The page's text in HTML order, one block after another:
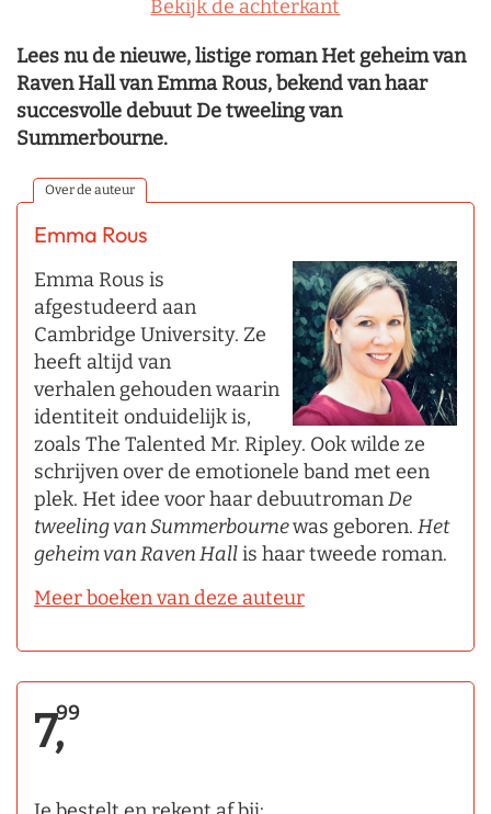
Bekijk de achterkant
Lees nu de nieuwe, listige roman Het geheim van
Raven Hall van Emma Rous, bekend van haar
succesvolle debuut De tweeling van
Summerbourne.
Over de auteur
Emma Rous
Emma Rous is
afgestudeerd aan
Cambridge University. Ze
heeft altijd van
verhalen gehouden waarin
identiteit onduidelijk is,
zoals The Talented Mr. Ripley. Ook wilde ze
schrijven over de emotionele band met een
plek. Het idee voor haar debuutromanDe
tweeling van Summerbournewas geboren. Het
geheim van Raven Hallis haar tweede roman.
Meer boeken van deze auteur
7,99